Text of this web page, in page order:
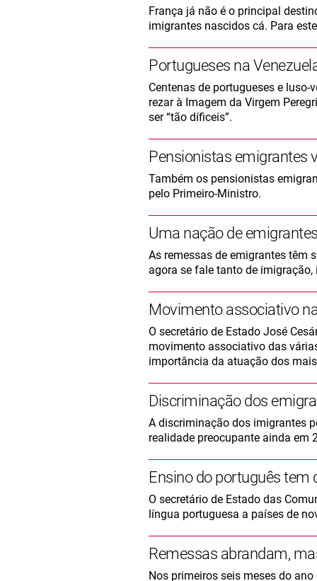
França já não é o principal
imigrantes nascidos cá. Para
Portugueses na
Centenas de portugueses e
rezar à Imagem da Virgem
ser “tão díficeis”.
Pensionistas emigrantes
Também os pensionistas
pelo Primeiro-Ministro.
Uma nação de
As remessas de emigrantes têm
agora se fale tanto de
Movimento associativo
O secretário de Estado José
movimento associativo das
importância da atuação dos
Discriminação dos
A discriminação dos imigrantes
realidade preocupante ainda em
Ensino do português tem
O secretário de Estado das
língua portuguesa a países de
Remessas abrandam,
Nos primeiros seis meses do